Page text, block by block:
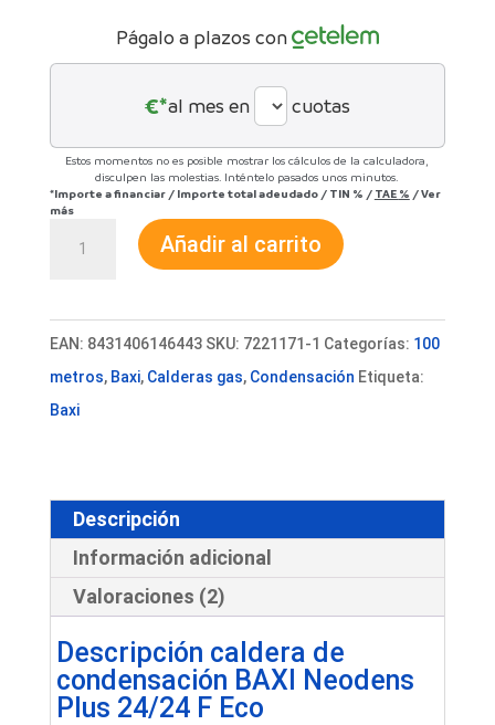
Págalo a plazos con
€*al mes en cuotas
Estos momentos no es posible mostrar los cálculos de la calculadora,
disculpen las molestias. Inténtelo pasados unos minutos.
*Importe a financiar / Importe total adeudado / TIN % / TAE % /Ver
más
condensación
Plus
24/24
F
Instalación
cantidad
Añadir al carrito
EAN: 8431406146443 SKU: 7221171-1 Categorías: 100
metros, Baxi, Calderas gas, Condensación Etiqueta:
Baxi
Descripción
Información adicional
Valoraciones (2)
Descripción caldera de
condensación BAXI Neodens
Plus 24/24 F Eco